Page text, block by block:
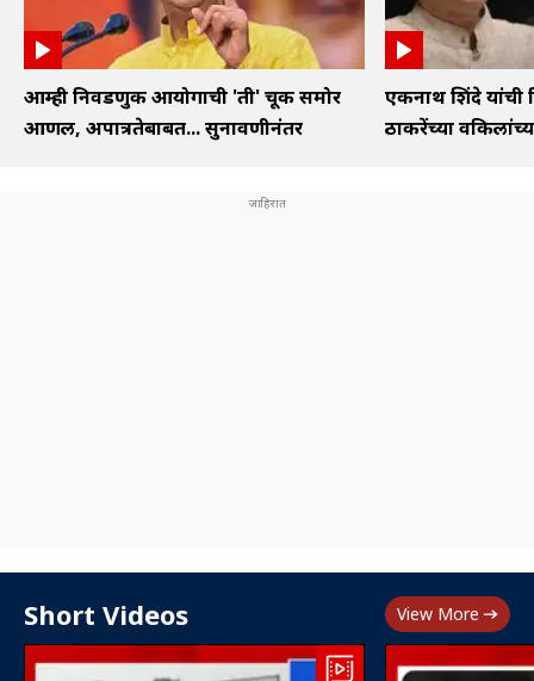
आम्ही निवडणुक आयोगाची 'ती' चूक समोर
आणली, अपात्रतेबाबत... सुनावणीनंतर
एकनाथ शिंदे यांची
ठाकरेंच्या
Short Videos View More